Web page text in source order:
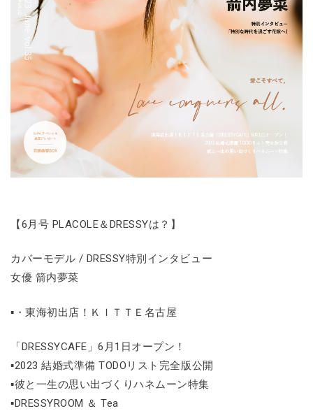
【6月号 PLACOLE＆DRESSYは？】
カバーモデル / DRESSY特別インタビュー
女優 箭内夢菜
▪・東海初出店！ＫＩＴＴＥ名古屋
「DRESSYCAFE」6月1日オープン！
▪2023 結婚式準備 TODOリスト完全版公開
▪彼と一生の思い出づくりハネムーン特集
▪DRESSYROOM ＆ Tea